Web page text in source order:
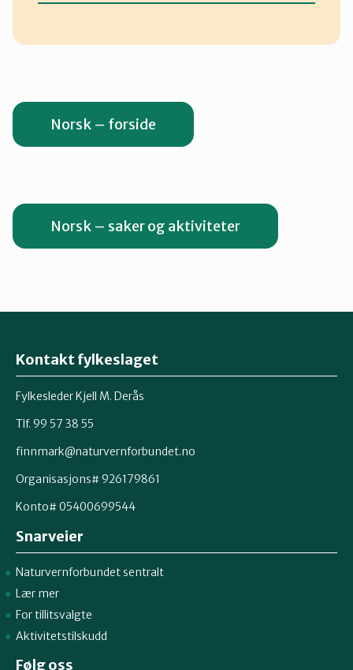
Norsk – forside
Norsk – saker og aktiviteter
Kontakt fylkeslaget
Fylkesleder Kjell M. Derås
Tlf. 99 57 38 55
finnmark@naturvernforbundet.no
Organisasjons# 926179861
Konto# 05400699544
Snarveier
Naturvernforbundet sentralt
Lær mer
For tillitsvalgte
Aktivitetstilskudd
Følg oss